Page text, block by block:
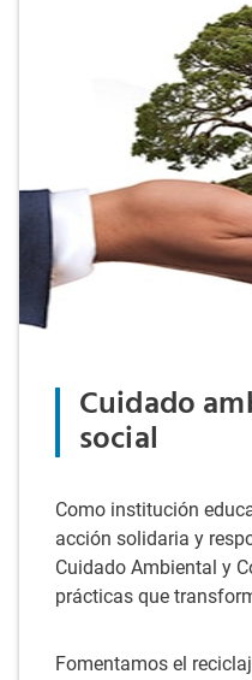
Cuidado
social
Como institución
acción solidaria y
Cuidado Ambiental y
prácticas que
Fomentamos el